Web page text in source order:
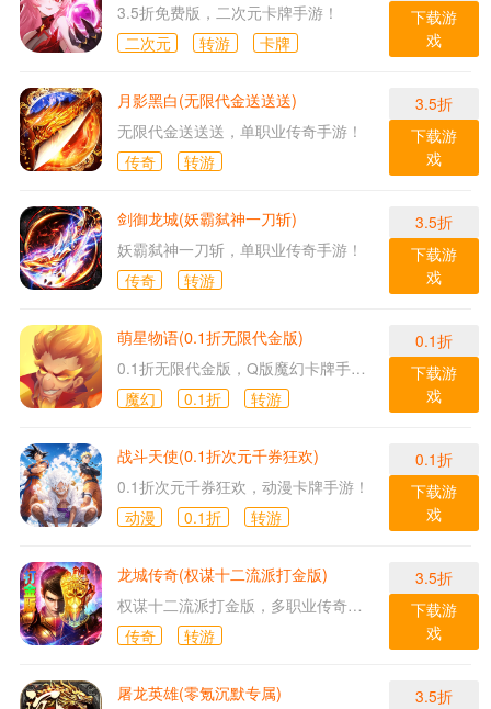
3.5折免费版，二次元卡牌手游！
二次元
转游 卡牌
下载游
戏
月影黑白(无限代金送送送)
无限代金送送送，单职业传奇手游！
传奇
转游
3.5折
下载游
戏
剑御龙城(妖霸弑神一刀斩)
妖霸弑神一刀斩，单职业传奇手游！
传奇
转游
3.5折
下载游
戏
萌星物语(0.1折无限代金版)
0.1折无限代金版，Q版魔幻卡牌手游！
魔幻
0.1折 转游
0.1折
下载游
戏
战斗天使(0.1折次元千券狂欢)
0.1折次元千券狂欢，动漫卡牌手游！
动漫
0.1折 转游
0.1折
下载游
戏
龙城传奇(权谋十二流派打金版)
权谋十二流派打金版，多职业传奇手游！
传奇
转游
3.5折
下载游
戏
屠龙英雄(零氪沉默专属)
3.5折